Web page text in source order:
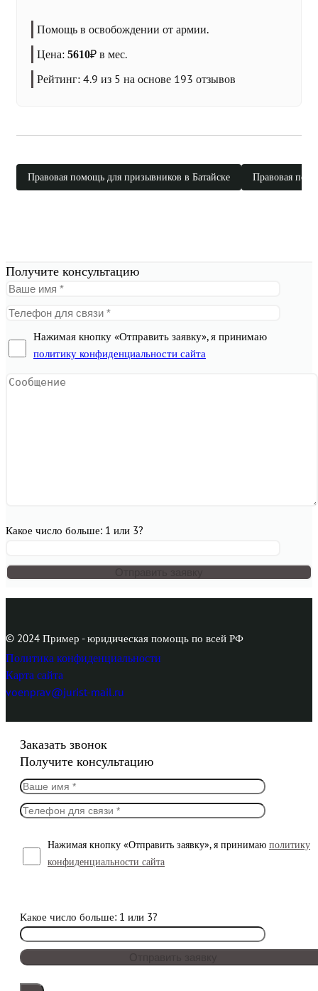
Помощь в освобождении от армии.
Цена: 5610₽ в мес.
Рейтинг: 4.9 из 5 на основе 193 отзывов
Правовая помощь для призывников в Батайске Правовая
Получите консультацию
Нажимая кнопку «Отправить заявку», я принимаю
политику конфиденциальности сайта
Какое число больше: 1 или 3?
© 2024 Пример - юридическая помощь по всей РФ
Политика конфиденциальности
Карта сайта
voenprav@jurist-mail.ru
Заказать звонок
Получите консультацию
Нажимая кнопку «Отправить заявку», я принимаю политику
конфиденциальности сайта
Какое число больше: 1 или 3?